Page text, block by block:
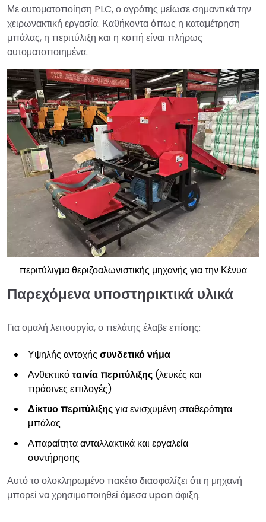
Με αυτοματοποίηση PLC, ο αγρότης μείωσε σημαντικά την
χειρωνακτική εργασία. Καθήκοντα όπως η καταμέτρηση
μπάλας, η περιτύλιξη και η κοπή είναι πλήρως
αυτοματοποιημένα.
περιτύλιγμα θεριζοαλωνιστικής μηχανής για την Κένυα
Παρεχόμενα υποστηρικτικά υλικά
Για ομαλή λειτουργία, ο πελάτης έλαβε επίσης:
Υψηλής αντοχής συνδετικό νήμα
Ανθεκτικόταινία περιτύλιξης (λευκές και
πράσινες επιλογές)
Δίκτυο περιτύλιξηςγια ενισχυμένη σταθερότητα
μπάλας
Απαραίτητα ανταλλακτικά και εργαλεία
συντήρησης
Αυτό το ολοκληρωμένο πακέτο διασφαλίζει ότι η μηχανή
μπορεί να χρησιμοποιηθεί άμεσα upon άφιξη.